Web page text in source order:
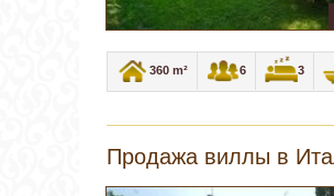
360 m² 6 3
Продажа виллы в